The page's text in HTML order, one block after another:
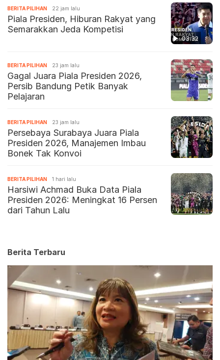
03:32
BERITA PILIHAN 22 jam lalu
Piala Presiden, Hiburan Rakyat yang
Semarakkan Jeda Kompetisi
BERITA PILIHAN 23 jam lalu
Gagal Juara Piala Presiden 2026,
Persib Bandung Petik Banyak
Pelajaran
BERITA PILIHAN 23 jam lalu
Persebaya Surabaya Juara Piala
Presiden 2026, Manajemen Imbau
Bonek Tak Konvoi
BERITA PILIHAN 1 hari lalu
Harsiwi Achmad Buka Data Piala
Presiden 2026: Meningkat 16 Persen
dari Tahun Lalu
Berita Terbaru